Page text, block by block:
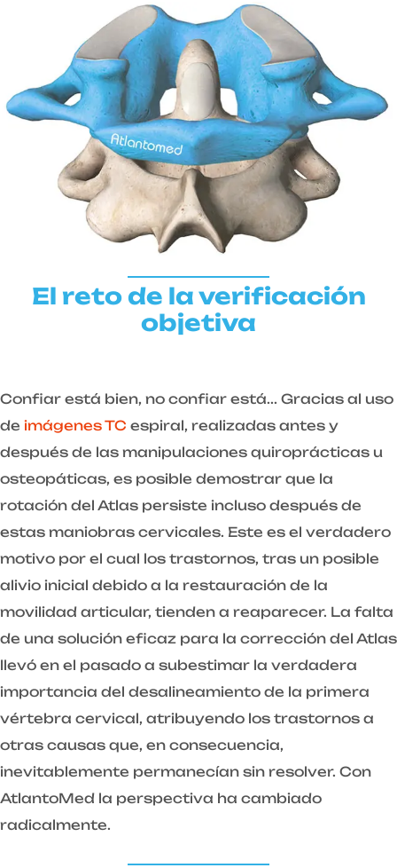
El reto de la verificación
objetiva
Confiar está bien, no confiar está... Gracias al uso
de imágenes TC espiral, realizadas antes y
después de las manipulaciones quiroprácticas u
osteopáticas, es posible demostrar que la
rotación del Atlas persiste incluso después de
estas maniobras cervicales. Este es el verdadero
motivo por el cual los trastornos, tras un posible
alivio inicial debido a la restauración de la
movilidad articular, tienden a reaparecer. La falta
de una solución eficaz para la corrección del Atlas
llevó en el pasado a subestimar la verdadera
importancia del desalineamiento de la primera
vértebra cervical, atribuyendo los trastornos a
otras causas que, en consecuencia,
inevitablemente permanecían sin resolver. Con
AtlantoMed la perspectiva ha cambiado
radicalmente.